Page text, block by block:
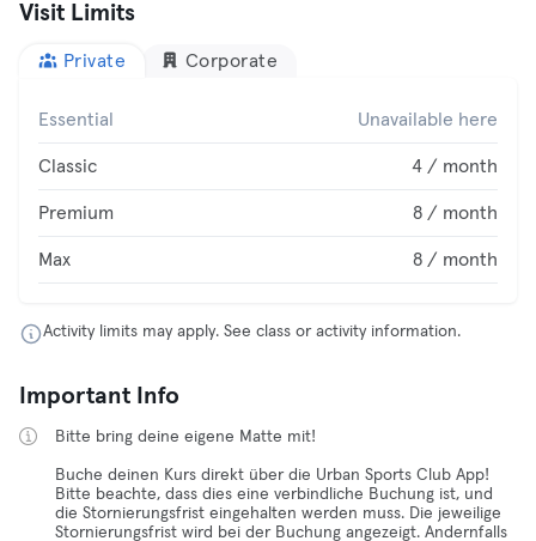
Visit Limits
Private Corporate
Essential Unavailable here
Classic 4 / month
Premium 8 / month
Max 8 / month
Activity limits may apply. See class or activity information.
Important Info
Bitte bring deine eigene Matte mit!
Buche deinen Kurs direkt über die Urban Sports Club App!
Bitte beachte, dass dies eine verbindliche Buchung ist, und
die Stornierungsfrist eingehalten werden muss. Die jeweilige
Stornierungsfrist wird bei der Buchung angezeigt. Andernfalls